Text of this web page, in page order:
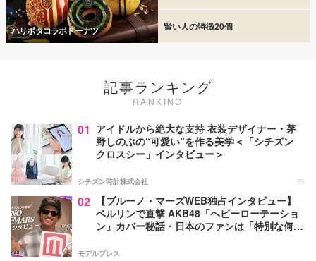
ハリポタコラボドーナツ 賢い人の特徴20個
記事ランキング
RANKING
01 アイドルから絶大な支持 衣装デザイナー・茅
野しのぶの“可愛い”を作る美学＜「シチズン
クロスシー」インタビュー＞
シチズン時計株式会社 PR
02
【ブルーノ・マーズWEB独占インタビュー】
ベルリンで直撃 AKB48「ヘビーローテーショ
ン」カバー秘話・日本のファンは「特別な何か
モデルプレス